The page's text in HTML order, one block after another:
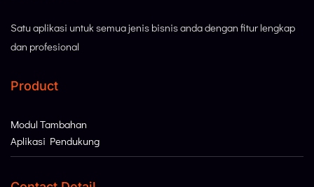
Satu aplikasi untuk semua jenis bisnis anda dengan fitur lengkap
dan profesional
Product
Modul Tambahan
Aplikasi Pendukung